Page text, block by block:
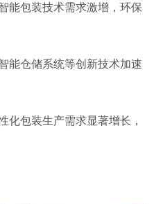
能包装技术需求激增，环保
能仓储系统等创新技术加速
化包装生产需求显著增长，